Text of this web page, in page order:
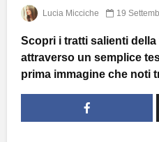
Lucia Micciche 19
Scopri i tratti salienti
attraverso un semplice
prima immagine che noti